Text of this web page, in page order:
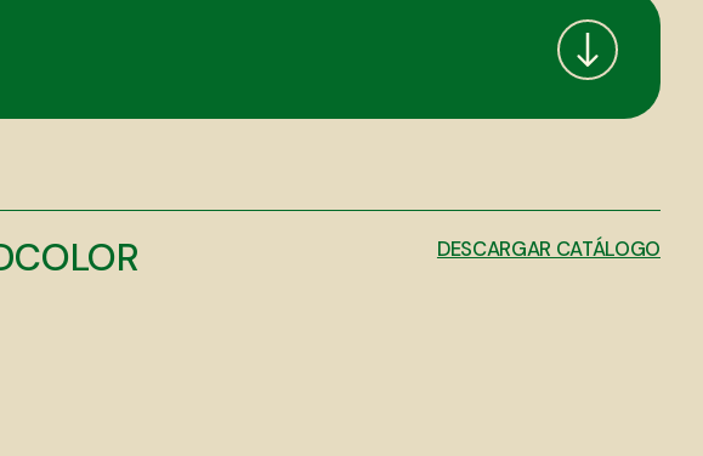
DESCARGAR CATÁLOGO